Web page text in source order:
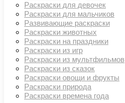
Раскраски для девочек
Раскраски для мальчиков
Развивающие раскраски
Раскраски животных
Раскраски на праздники
Раскраски из игр
Раскраски из мультфильмов
Раскраски из сказок
Раскраски овощи и фрукты
Раскраски природа
Раскраски времена года